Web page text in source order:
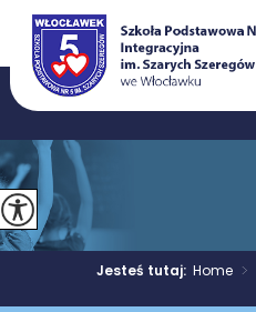
Jesteś tutaj:Home >